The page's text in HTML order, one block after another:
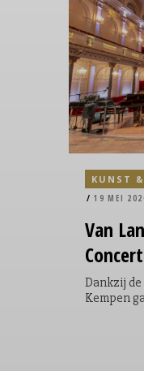
Van
Dankzij
Kempen
KUNST
19 MEI